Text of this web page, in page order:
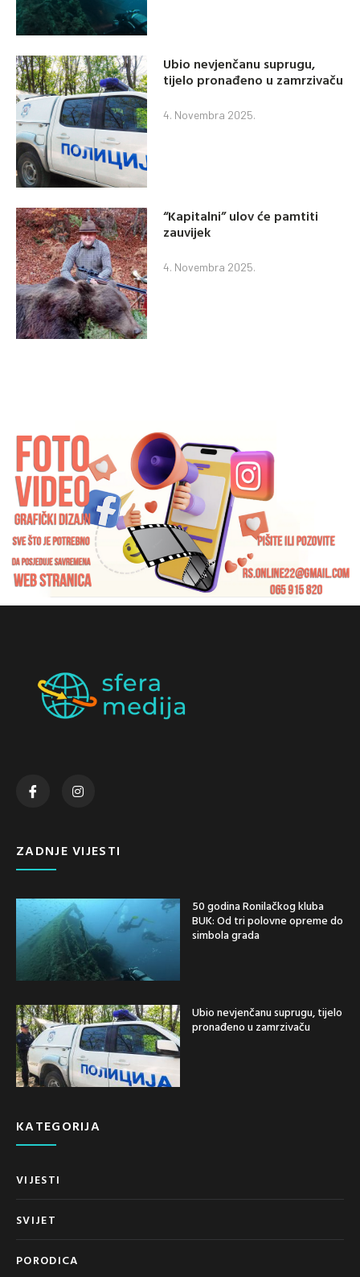
Ubio nevjenčanu suprugu,
tijelo pronađeno u zamrzivaču
4. Novembra 2025.
“Kapitalni” ulov će pamtiti
zauvijek
4. Novembra 2025.
ZADNJE VIJESTI
50 godina Ronilačkog kluba
BUK: Od tri polovne opreme do
simbola grada
Ubio nevjenčanu suprugu, tijelo
pronađeno u zamrzivaču
KATEGORIJA
VIJESTI
SVIJET
PORODICA